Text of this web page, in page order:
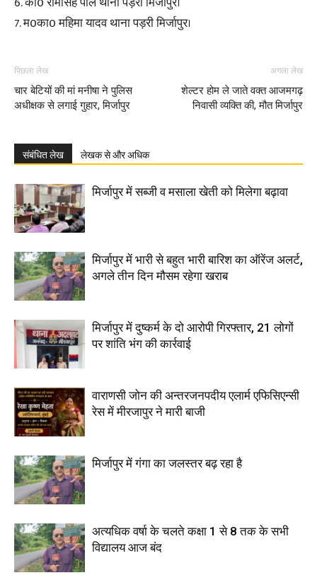
7. म0का0 महिमा यादव थाना पड़री मिर्जापुर।
पिछला लेख
चार बेटियों की मां मनीषा ने पुलिस
अधीक्षक से लगाई गुहार, मिर्जापुर
अगला लेख
शेल्टर होम ले जाते वक्त आजमगढ़
निवासी व्यक्ति की, मौत मिर्जापुर
संबंधित लेख लेखक से और अधिक
मिर्जापुर में सब्जी व मसाला खेती को मिलेगा बढ़ावा
मिर्जापुर में भारी से बहुत भारी बारिश का ऑरेंज अलर्ट,
अगले तीन दिन मौसम रहेगा खराब
मिर्जापुर में दुष्कर्म के दो आरोपी गिरफ्तार, 21 लोगों
पर शांति भंग की कार्रवाई
वाराणसी जोन की अन्तरजनपदीय एलार्म एफिसिएन्सी
रेस में मीरजापुर ने मारी बाजी
मिर्जापुर में गंगा का जलस्तर बढ़ रहा है
अत्यधिक वर्षा के चलते कक्षा 1 से 8 तक के सभी
विद्यालय आज बंद